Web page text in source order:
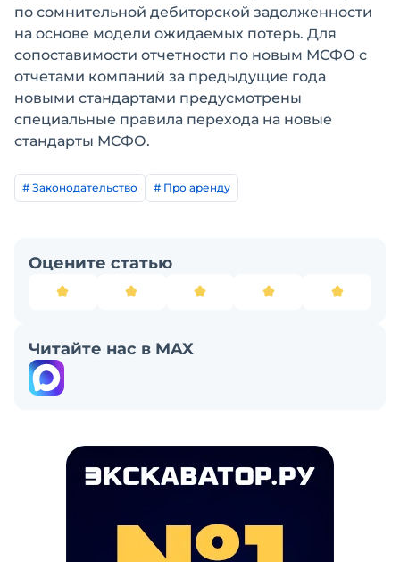
по сомнительной дебиторской задолженности
на основе модели ожидаемых потерь. Для
сопоставимости отчетности по новым МСФО с
отчетами компаний за предыдущие года
новыми стандартами предусмотрены
специальные правила перехода на новые
стандарты МСФО.
# Законодательство # Про аренду
Оцените статью
Читайте нас в MAX